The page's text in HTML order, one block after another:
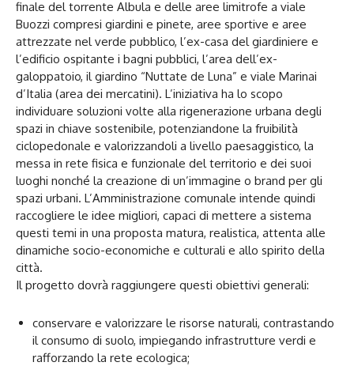
finale del torrente Albula e delle aree limitrofe a viale
Buozzi compresi giardini e pinete, aree sportive e aree
attrezzate nel verde pubblico, l’ex-casa del giardiniere e
l’edificio ospitante i bagni pubblici, l’area dell’ex-
galoppatoio, il giardino “Nuttate de Luna” e viale Marinai
d’Italia (area dei mercatini). L’iniziativa ha lo scopo
individuare soluzioni volte alla rigenerazione urbana degli
spazi in chiave sostenibile, potenziandone la fruibilità
ciclopedonale e valorizzandoli a livello paesaggistico, la
messa in rete fisica e funzionale del territorio e dei suoi
luoghi nonché la creazione di un’immagine o brand per gli
spazi urbani. L’Amministrazione comunale intende quindi
raccogliere le idee migliori, capaci di mettere a sistema
questi temi in una proposta matura, realistica, attenta alle
dinamiche socio-economiche e culturali e allo spirito della
città.
Il progetto dovrà raggiungere questi obiettivi generali:
conservare e valorizzare le risorse naturali, contrastando
il consumo di suolo, impiegando infrastrutture verdi e
rafforzando la rete ecologica;